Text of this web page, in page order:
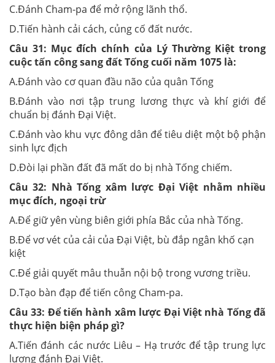
C.Đánh Cham-pa để mở rộng lãnh thổ.
D.Tiến hành cải cách, củng cố đất nước.
Câu 31: Mục đích chính của Lý Thường Kiệt trong
cuộc tấn công sang đất Tống cuối năm 1075 là:
A.Đánh vào cơ quan đầu não của quân Tống
B.Đánh vào nơi tập trung lương thực và khí giới để
chuẩn bị đánh Đại Việt.
C.Đánh vào khu vực đông dân để tiêu diệt một bộ phận
sinh lực địch
D.Đòi lại phần đất đã mất do bị nhà Tống chiếm.
Câu 32: Nhà Tống xâm lược Đại Việt nhằm nhiều
mục đích, ngoại trừ
A.Để giữ yên vùng biên giới phía Bắc của nhà Tống.
B.Để vơ vét của cải của Đại Việt, bù đắp ngân khố cạn
kiệt
C.Để giải quyết mâu thuẫn nội bộ trong vương triều.
D.Tạo bàn đạp để tiến công Cham-pa.
Câu 33: Để tiến hành xâm lược Đại Việt nhà Tống đã
thực hiện biện pháp gì?
A.Tiến đánh các nước Liêu – Hạ trước để tập trung lực
lượng đánh Đại Việt.